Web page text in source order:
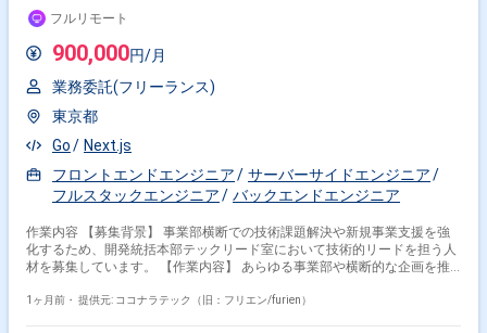
ビス・プロダクト ■ 企業について クライアント企業の「文化」「環境」
「技術」「人」の変革を支援するテクノロジーカンパニーです。単なる受
託開発ではなく、プロダクトオーナーに寄り添い、本質的な課題解決を共
に目指す共創型の開発スタイルを特徴としています。HRT+Joy（謙虚・
尊敬・信頼・楽しむ）を理念に掲げ、チームでの成果を重視する文化があ
ります。 【参考：会社紹介動画】 ①Digital Innovation Garageのご紹介
https://www.youtube.com/watch?v=9lff-D2nXr4 ②クリエーションライン
③[事例]立科WORK TRIP 2020年秋 クリエーションライン編
https://youtu.be/4dEuXqMi7kE ■ プロダクトについて 自動運転（レベル
4）の社会実装を支えるための、配車および運行管理システムです。自動
運転車両をサービスとして安全かつ継続的に運用するための基盤づくりを
る、社会インフラとしての価値が高いプロダクトです。 ■ 募集背景 5年ス
パンでの大規模展開を見据えたプロジェクトの立ち上げフェーズにつき、
技術面からプロジェクトを牽引できるエンジニアを募集します。現在は要
に動ける即戦力の人材を求めています。
フルリモート
900,000円/月
業務委託(フリーランス)
東京都
Go
Next.js
フロントエンドエンジニア
サーバーサイドエンジニア
フルスタックエンジニア
バックエンドエンジニア
作業内容 【募集背景】 事業部横断での技術課題解決や新規事業支援を強
化するため、開発統括本部テックリード室において技術的リードを担う人
材を募集しています。 【作業内容】 あらゆる事業部や横断的な企画を推
っていただきます。CTOやVPoEと連携しながら、開発組織および様々な
1ヶ月前・ 提供元: ココナラテック（旧：フリエン/furien）